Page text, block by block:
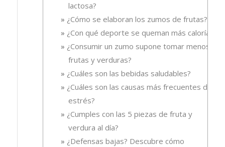
lactosa?
¿Cómo se elaboran los zumos de frutas?
¿Con qué deporte se queman más calorías?
¿Consumir un zumo supone tomar menos
frutas y verduras?
¿Cuáles son las bebidas saludables?
¿Cuáles son las causas más frecuentes del
estrés?
¿Cumples con las 5 piezas de fruta y
verdura al día?
¿Defensas bajas? Descubre cómo